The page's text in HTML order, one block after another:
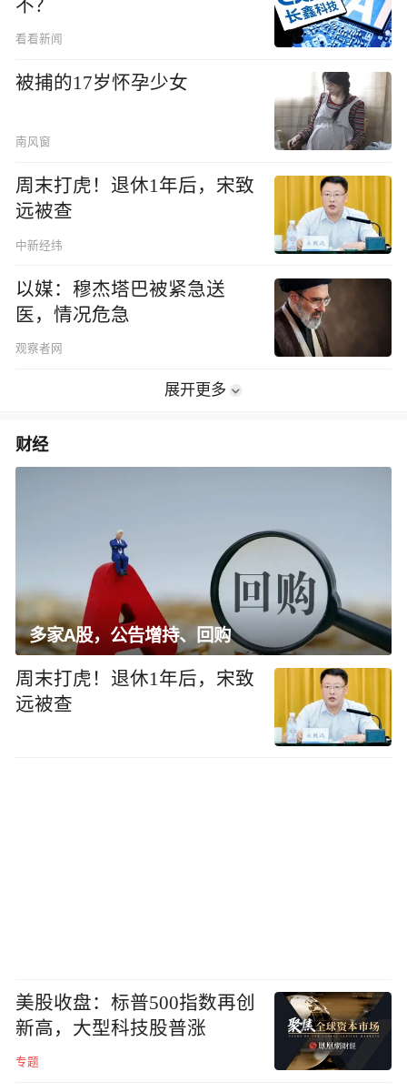
不？
看看新闻
被捕的17岁怀孕少女
南风窗
周末打虎！退休1年后，宋致
远被查
中新经纬
以媒：穆杰塔巴被紧急送
医，情况危急
观察者网
展开更多
财经
多家A股，公告增持、回购
周末打虎！退休1年后，宋致
远被查
美股收盘：标普500指数再创
新高，大型科技股普涨
专题